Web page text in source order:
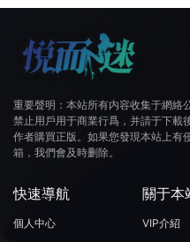
重要聲明：本站所有内容收集于網絡
禁止用戶用于商業行爲，并請于下載
作者購買正版。如果您發現本站上有
箱，我們會及時删除。
快速導航
個人中心
關于本
VIP介紹